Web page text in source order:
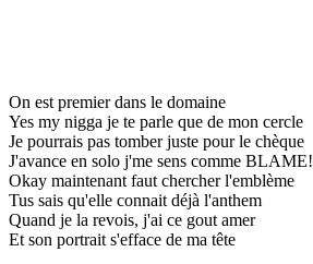
On est premier dans le domaine
Yes my nigga je te parle que de mon cercle
Je pourrais pas tomber juste pour le chèque
J'avance en solo j'me sens comme BLAME!
Okay maintenant faut chercher l'emblème
Tus sais qu'elle connait déjà l'anthem
Quand je la revois, j'ai ce gout amer
Et son portrait s'efface de ma tête